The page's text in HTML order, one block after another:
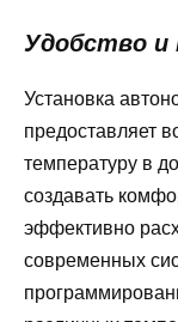
Удобство
Установка
предоставляет
температуру в
создавать
эффективно
современных